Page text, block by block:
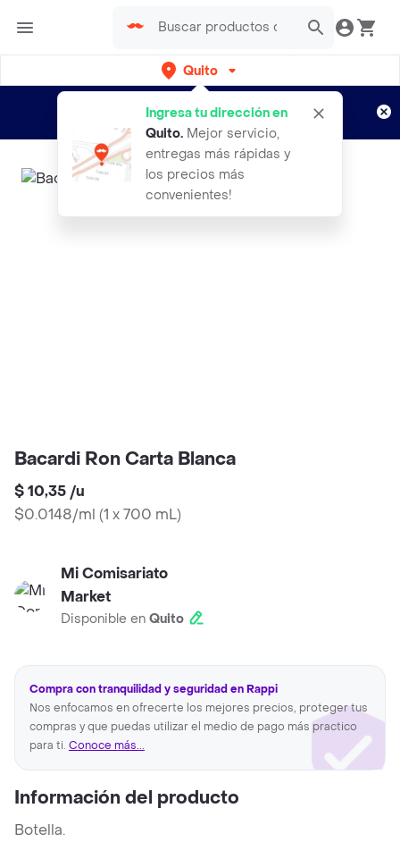
Quito
Ingresa tu dirección en
Quito. Mejor servicio,
entregas más rápidas y
los precios más
convenientes!
envíos gratis por semanas
Aplican TyC
Bacardi Ron Carta Blanca
$ 10,35 /u
$0.0148/ml (1 x 700 mL)
Mi Comisariato
Market
Disponible en Quito
Compra con tranquilidad y seguridad en Rappi
Nos enfocamos en ofrecerte los mejores precios, proteger tus
compras y que puedas utilizar el medio de pago más practico
para ti. Conoce más...
Información del producto
Botella.